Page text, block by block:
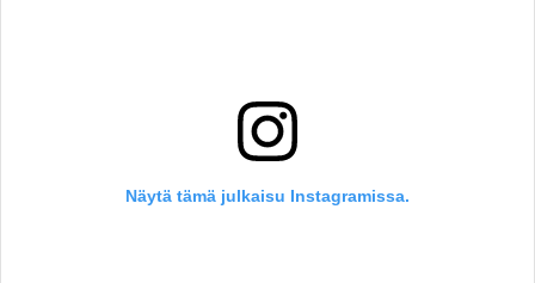
Näytä tämä julkaisu Instagramissa.